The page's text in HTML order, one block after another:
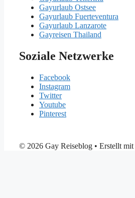
Gayurlaub Ostsee
Gayurlaub Fuerteventura
Gayurlaub Lanzarote
Gayreisen Thailand
Soziale Netzwerke
Facebook
Instagram
Twitter
Youtube
Pinterest
© 2026 Gay Reiseblog • Erstellt mit